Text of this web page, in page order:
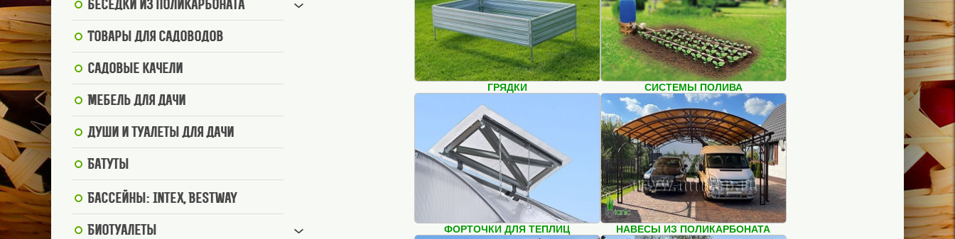
Беседки из поликарбоната
Товары для садоводов
Садовые качели
Мебель для дачи
Души и туалеты для дачи
Батуты
Бассейны: Intex, BestWay
Биотуалеты
ГРЯДКИ СИСТЕМЫ ПОЛИВА
ФОРТОЧКИ ДЛЯ ТЕПЛИЦ НАВЕСЫ ИЗ ПОЛИКАРБОНАТА